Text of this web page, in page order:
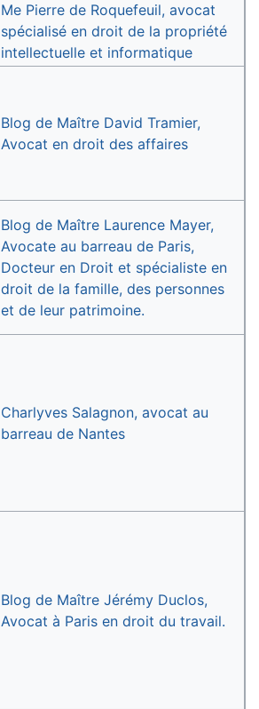
Me Pierre de Roquefeuil, avocat
spécialisé en droit de la propriété
intellectuelle et informatique
Blog de Maître David Tramier,
Avocat en droit des affaires
Blog de Maître Laurence Mayer,
Avocate au barreau de Paris,
Docteur en Droit et spécialiste en
droit de la famille, des personnes
et de leur patrimoine.
Charlyves Salagnon, avocat au
barreau de Nantes
Blog de Maître Jérémy Duclos,
Avocat à Paris en droit du travail.